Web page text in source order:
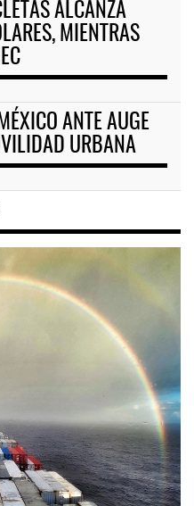
ALCANZA
MIENTRAS
ANTE AUGE
URBANA